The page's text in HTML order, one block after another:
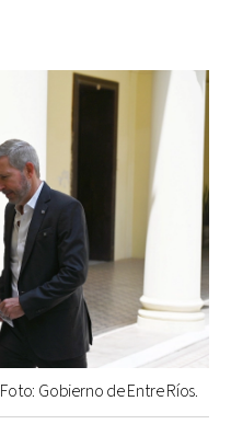
Foto: Gobierno de Entre Ríos.